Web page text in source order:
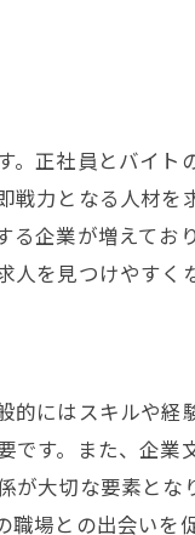
接で自分をアピー
遣求人での採用面
用決定後のフォロ
用の可能性を高める
遣会社の選び方と
遣求人での職種選
身の強みを活かせ
正社員とバイ
力となる人材
企業が増えて
を見つけやすく
にはスキルや
す。また、企
大切な要素と
場との出会いを